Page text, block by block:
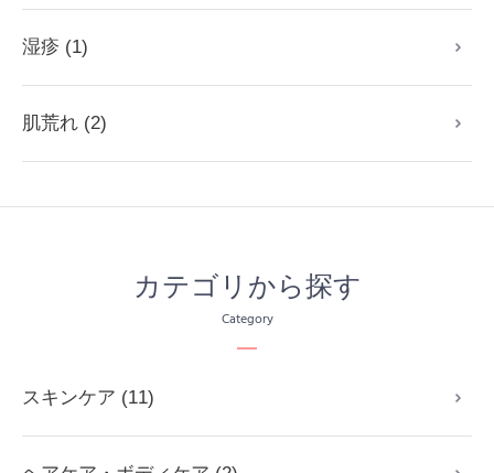
湿疹 (1)
肌荒れ (2)
カテゴリから探す
Category
スキンケア (11)